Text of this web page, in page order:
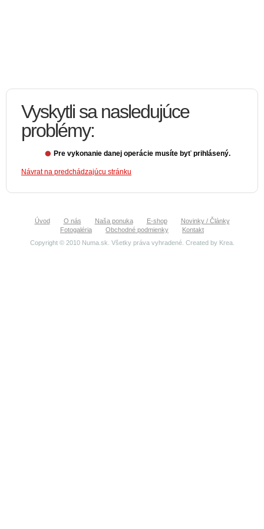
Vyskytli sa nasledujúce
problémy:
Pre vykonanie danej operácie musíte byť prihlásený.
Návrat na predchádzajúcu stránku
Úvod O nás Naša ponuka E-shop
Novinky / Články
Fotogaléria
Obchodné podmienky
Kontakt
Copyright © 2010 Numa.sk. Všetky práva vyhradené. Created by Krea.